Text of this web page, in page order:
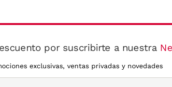
que cada montura sea resistente y flexible a la
por suscribirte a nuestra
exclusivas, ventas privadas y novedades